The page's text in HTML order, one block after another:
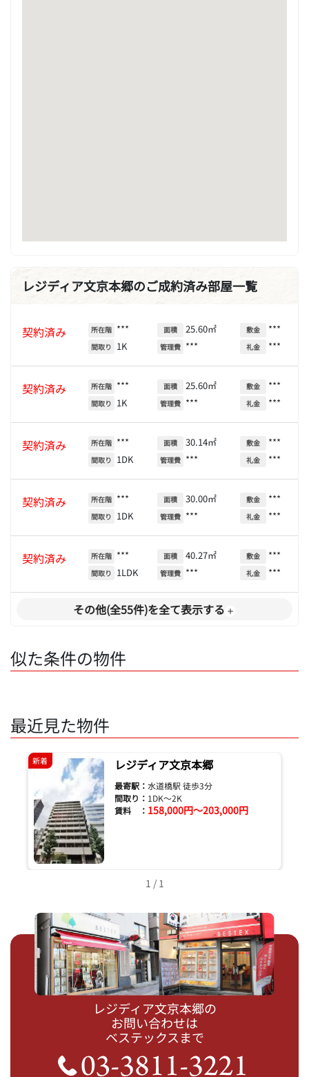
レジディア文京本郷のご成約済み部屋一覧
契約済み 所在階 ***
間取り 1K
面積 25.60㎡
管理費 ***
敷金 ***
礼金 ***
契約済み 所在階 ***
間取り 1K
面積 25.60㎡
管理費 ***
敷金 ***
礼金 ***
契約済み 所在階 ***
間取り 1DK
面積 30.14㎡
管理費 ***
敷金 ***
礼金 ***
契約済み 所在階 ***
間取り 1DK
面積 30.00㎡
管理費 ***
敷金 ***
礼金 ***
契約済み 所在階 ***
間取り 1LDK
面積 40.27㎡
管理費 ***
敷金 ***
礼金 ***
その他(全55件)を全て表示する
似た条件の物件
最近見た物件
レジディア文京本郷
最寄駅： 水道橋駅 徒歩3分
間取り： 1DK～2K
賃料 ： 158,000円～203,000円
新着
1 / 1
レジディア文京本郷の
お問い合わせは
ベステックスまで